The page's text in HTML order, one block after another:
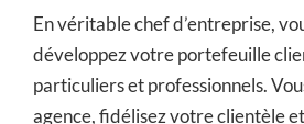
En véritable chef d’entreprise,
développez votre portefeuille
particuliers et professionnels.
agence, fidélisez votre clientèle